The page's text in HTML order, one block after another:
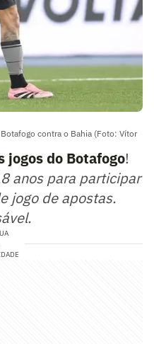
contra o Bahia (Foto: Vítor
jogos do Botafogo!
anos para participar
jogo de apostas.